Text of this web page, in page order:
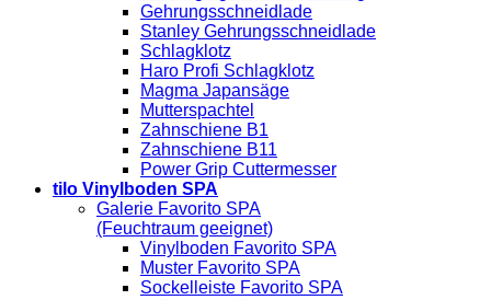
Gehrungsschneidlade
Stanley Gehrungsschneidlade
Schlagklotz
Haro Profi Schlagklotz
Magma Japansäge
Mutterspachtel
Zahnschiene B1
Zahnschiene B11
Power Grip Cuttermesser
tilo Vinylboden SPA
Galerie Favorito SPA
(Feuchtraum geeignet)
Vinylboden Favorito SPA
Muster Favorito SPA
Sockelleiste Favorito SPA